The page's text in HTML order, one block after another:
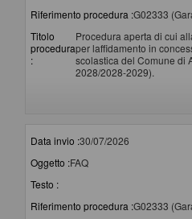
Riferimento procedura :G02333
Titolo
procedura
:
Procedura aperta di cui
per laffidamento in
scolastica del Comune di
2028/2028-2029).
Data invio :30/07/2026
Oggetto :FAQ
Testo :
Riferimento procedura :G02333